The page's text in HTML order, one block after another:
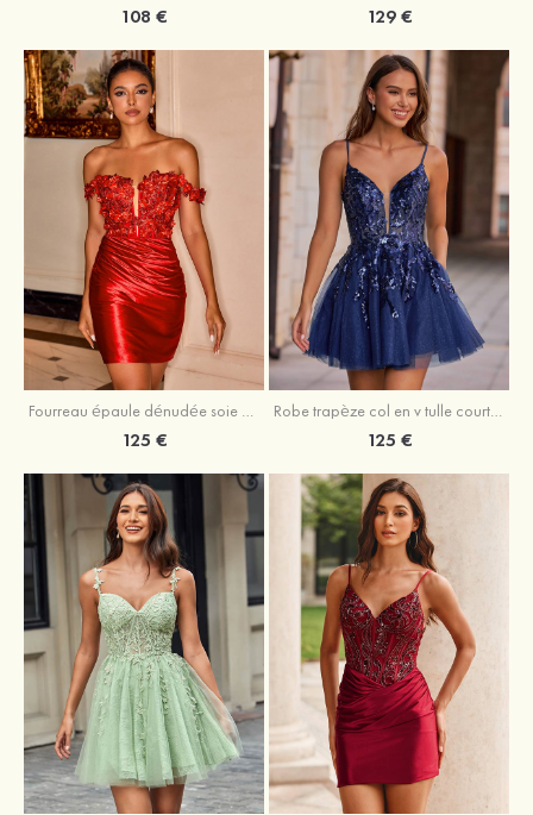
108 € 129 €
Fourreau épaule dénudée soie comme du satin courte/mini robe de fête de la rentrée
125 €
Robe trapèze col en v tulle courte/mini robe de fête de la rentrée avec poches paillettes
125 €